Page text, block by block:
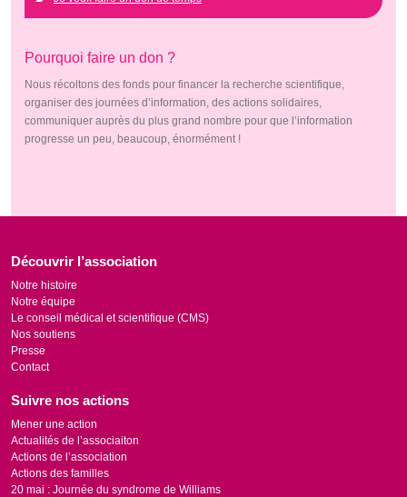
Pourquoi faire un don ?
Nous récoltons des fonds pour financer la recherche scientifique,
organiser des journées d’information, des actions solidaires,
communiquer auprès du plus grand nombre pour que l’information
progresse un peu, beaucoup, énormément !
Découvrir l’association
Notre histoire
Notre équipe
Le conseil médical et scientifique (CMS)
Nos soutiens
Presse
Contact
Suivre nos actions
Mener une action
Actualités de l’associaiton
Actions de l’association
Actions des familles
20 mai : Journée du syndrome de Williams